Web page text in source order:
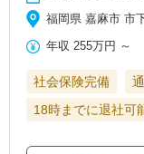
福岡県 嘉麻市 市
年収 255万円 ～
社会保険完備
18時までに退社可